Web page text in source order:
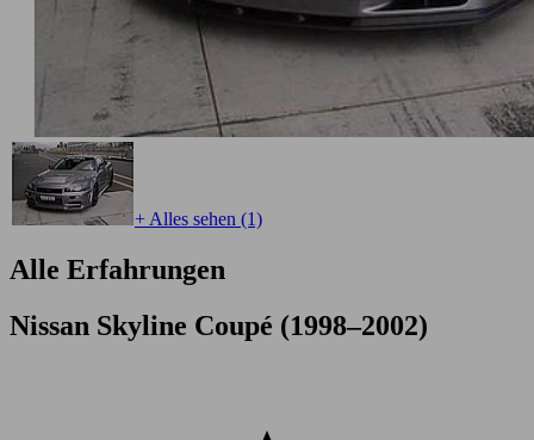
+ Alles sehen (1)
Alle Erfahrungen
Nissan Skyline Coupé (1998–2002)